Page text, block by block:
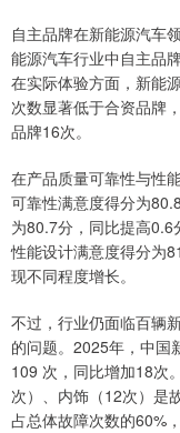
自主品牌在新能源汽车
能源汽车行业中自主品
在实际体验方面，新能
次数显著低于合资品牌
品牌16次。
在产品质量可靠性与性
可靠性满意度得分为
为80.7分，同比提高0.6
性能设计满意度得分为
现不同程度增长。
不过，行业仍面临百辆
的问题。2025年，中国
109 次，同比增加18次
次）、内饰（12次）是
占总体故障次数的60%